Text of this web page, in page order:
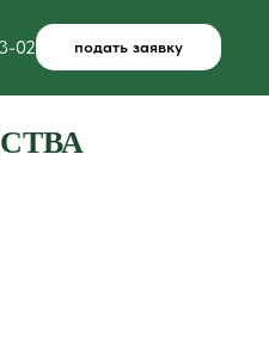
02 подать заявку